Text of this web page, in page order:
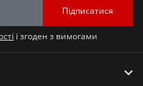
Підписатися
і згоден з вимогами